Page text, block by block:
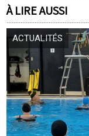
À LIRE AUSSI
ACTUALITÉS